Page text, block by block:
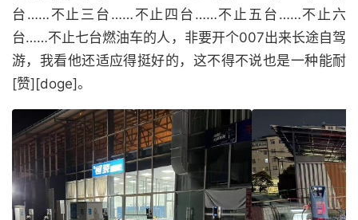
台……不止三台……不止四台……不止五台……不止六
台……不止七台燃油车的人，非要开个007出来长途自驾
游，我看他还适应得挺好的，这不得不说也是一种能耐
[赞][doge]。